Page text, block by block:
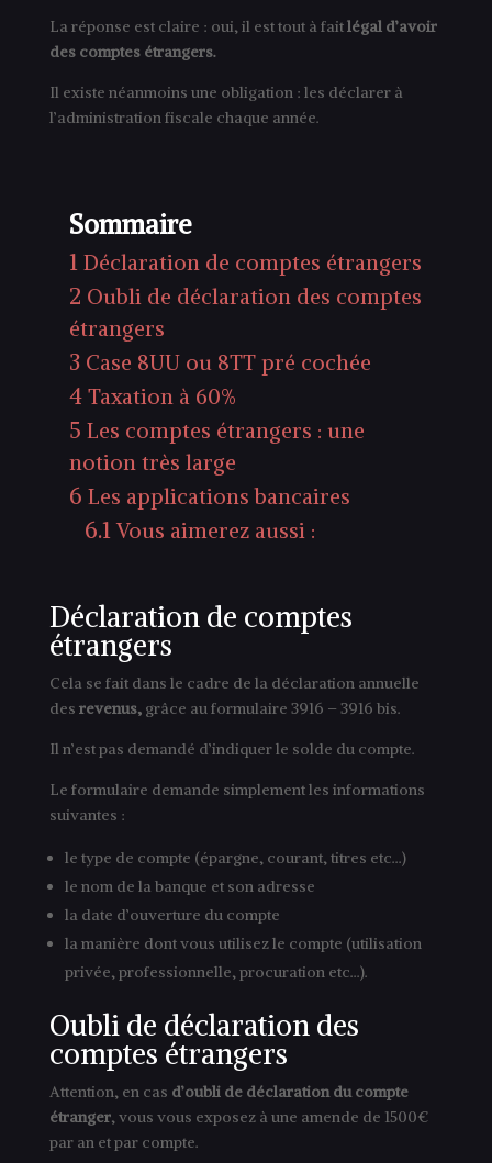
La réponse est claire : oui, il est tout à faitlégal d’avoir
des comptes étrangers.
Il existe néanmoins une obligation : les déclarer à
l’administration fiscale chaque année.
Sommaire
1 Déclaration de comptes étrangers
2 Oubli de déclaration des comptes
étrangers
3 Case 8UU ou 8TT pré cochée
4 Taxation à 60%
5 Les comptes étrangers : une
notion très large
6 Les applications bancaires
6.1 Vous aimerez aussi :
Déclaration de comptes
étrangers
Cela se fait dans le cadre de la déclaration annuelle
des revenus,grâce au formulaire 3916 – 3916 bis.
Il n’est pas demandé d’indiquer le solde du compte.
Le formulaire demande simplement les informations
suivantes :
le type de compte (épargne, courant, titres etc…)
le nom de la banque et son adresse
la date d’ouverture du compte
la manière dont vous utilisez le compte (utilisation
privée, professionnelle, procuration etc…).
Oubli de déclaration des
comptes étrangers
Attention, en cas d’oubli de déclaration du compte
étranger, vous vous exposez à une amende de 1500€
par an et par compte.